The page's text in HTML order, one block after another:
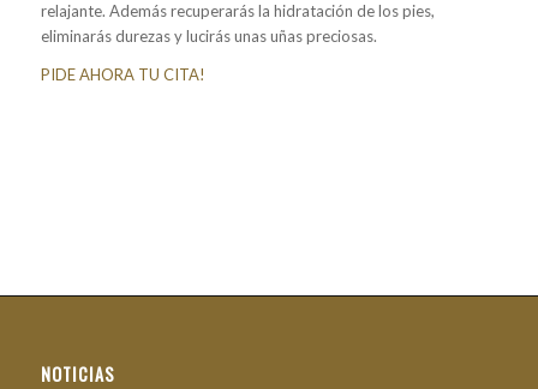
relajante. Además recuperarás la hidratación de los pies,
eliminarás durezas y lucirás unas uñas preciosas.
PIDE AHORA TU CITA!
NOTICIAS